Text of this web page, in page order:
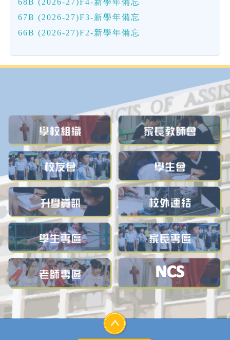
67B (2026-27)F3-新學年備忘
66B (2026-27)F2-新學年備忘